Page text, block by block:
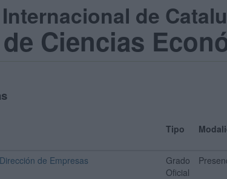
de
Ciencias
Tipo
de Empresas
Grado
Oficial